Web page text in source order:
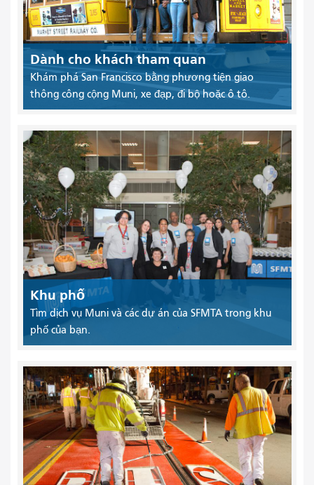
Dành cho khách tham quan
Khám phá San Francisco bằng phương tiện giao
thông công cộng Muni, xe đạp, đi bộ hoặc ô tô.
Khu phố
Tìm dịch vụ Muni và các dự án của SFMTA trong khu
phố của bạn.